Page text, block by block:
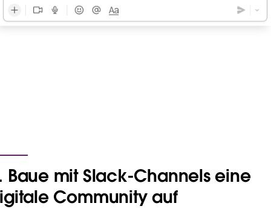
Baue mit Slack-Channels eine
Community auf